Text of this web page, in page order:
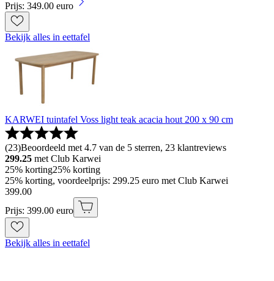
Prijs: 349.00 euro
Bekijk alles in eettafel
KARWEI tuintafel Voss light teak acacia hout 200 x 90 cm
(23)Beoordeeld met 4.7 van de 5 sterren, 23 klantreviews
299.25 met Club Karwei
25% korting25% korting
25% korting, voordeelprijs: 299.25 euro met Club Karwei
399.00
Prijs: 399.00 euro
Bekijk alles in eettafel